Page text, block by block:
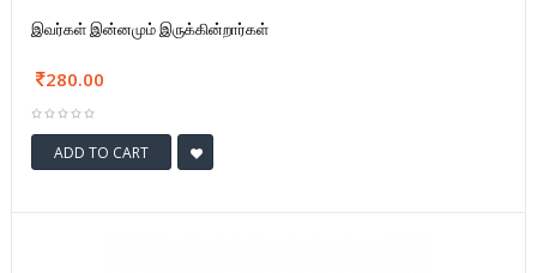
இவர்கள் இன்னமும் இருக்கின்றார்கள்
280.00
ADD TO CART